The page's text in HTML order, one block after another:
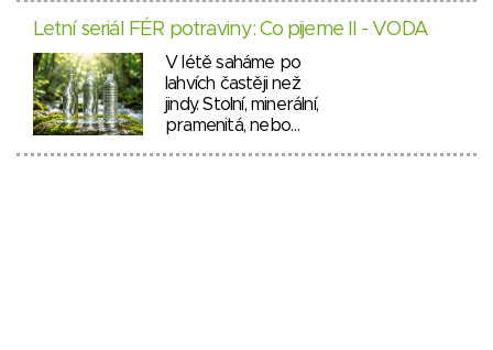
Letní seriál FÉR potraviny: Co pijeme II - VODA
V létě saháme po
lahvích častěji než
jindy. Stolní, minerální,
pramenitá, nebo…